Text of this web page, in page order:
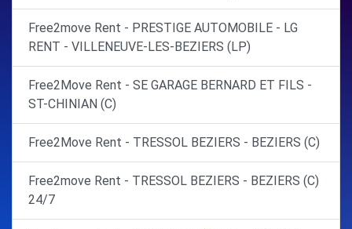
Free2move Rent - PRESTIGE AUTOMOBILE - LG
RENT - VILLENEUVE-LES-BEZIERS (LP)
Free2Move Rent - SE GARAGE BERNARD ET FILS -
ST-CHINIAN (C)
Free2Move Rent - TRESSOL BEZIERS - BEZIERS (C)
Free2move Rent - TRESSOL BEZIERS - BEZIERS (C)
24/7